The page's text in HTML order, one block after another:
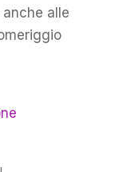
alle